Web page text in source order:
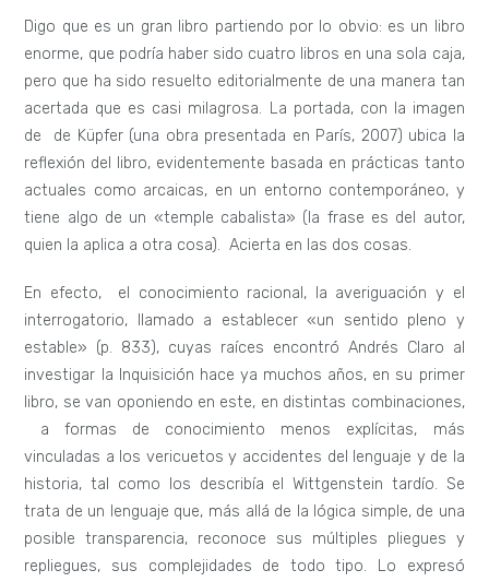
Digo que es un gran libro partiendo por lo obvio: es un libro
enorme, que podría haber sido cuatro libros en una sola caja,
pero que ha sido resuelto editorialmente de una manera tan
acertada que es casi milagrosa. La portada, con la imagen
de de Küpfer (una obra presentada en París, 2007) ubica la
reflexión del libro, evidentemente basada en prácticas tanto
actuales como arcaicas, en un entorno contemporáneo, y
tiene algo de un «temple cabalista» (la frase es del autor,
quien la aplica a otra cosa). Acierta en las dos cosas.
En efecto, el conocimiento racional, la averiguación y el
interrogatorio, llamado a establecer «un sentido pleno y
estable» (p. 833), cuyas raíces encontró Andrés Claro al
investigar la Inquisición hace ya muchos años, en su primer
libro, se van oponiendo en este, en distintas combinaciones,
a formas de conocimiento menos explícitas, más
vinculadas a los vericuetos y accidentes del lenguaje y de la
historia, tal como los describía el Wittgenstein tardío. Se
trata de un lenguaje que, más allá de la lógica simple, de una
posible transparencia, reconoce sus múltiples pliegues y
repliegues, sus complejidades de todo tipo. Lo expresó